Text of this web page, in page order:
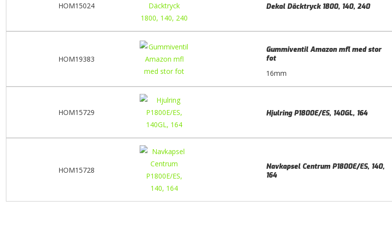
HOM15024 Dekal Däcktryck 1800, 140, 240
HOM19383
Gummiventil Amazon mfl med stor
fot
16mm
HOM15729 Hjulring P1800E/ES, 140GL, 164
HOM15728
Navkapsel Centrum P1800E/ES, 140,
164